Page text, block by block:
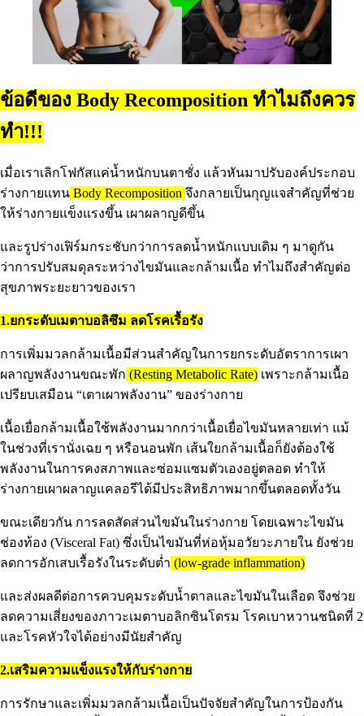
ข้อดีของ Body Recomposition ทำไมถึงควร
ทำ!!!
เมื่อเราเลิกโฟกัสแค่น้ำหนักบนตาชั่ง แล้วหันมาปรับองค์ประกอบ
ร่างกายแทน Body Recomposition จึงกลายเป็นกุญแจสำคัญที่ช่วย
ให้ร่างกายแข็งแรงขึ้น เผาผลาญดีขึ้น
และรูปร่างเฟิร์มกระชับกว่าการลดน้ำหนักแบบเดิม ๆ มาดูกัน
ว่าการปรับสมดุลระหว่างไขมันและกล้ามเนื้อ ทำไมถึงสำคัญต่อ
สุขภาพระยะยาวของเรา
1.ยกระดับเมตาบอลิซึม ลดโรคเรื้อรัง
การเพิ่มมวลกล้ามเนื้อมีส่วนสำคัญในการยกระดับอัตราการเผา
ผลาญพลังงานขณะพัก (Resting Metabolic Rate) เพราะกล้ามเนื้อ
เปรียบเสมือน “เตาเผาพลังงาน” ของร่างกาย
เนื้อเยื่อกล้ามเนื้อใช้พลังงานมากกว่าเนื้อเยื่อไขมันหลายเท่า แม้
ในช่วงที่เรานั่งเฉย ๆ หรือนอนพัก เส้นใยกล้ามเนื้อก็ยังต้องใช้
พลังงานในการคงสภาพและซ่อมแซมตัวเองอยู่ตลอด ทำให้
ร่างกายเผาผลาญแคลอรีได้มีประสิทธิภาพมากขึ้นตลอดทั้งวัน
ขณะเดียวกัน การลดสัดส่วนไขมันในร่างกาย โดยเฉพาะไขมัน
ช่องท้อง (Visceral Fat) ซึ่งเป็นไขมันที่ห่อหุ้มอวัยวะภายใน ยังช่วย
ลดการอักเสบเรื้อรังในระดับต่ำ (low-grade inflammation)
และส่งผลดีต่อการควบคุมระดับน้ำตาลและไขมันในเลือด จึงช่วย
ลดความเสี่ยงของภาวะเมตาบอลิกซินโดรม โรคเบาหวานชนิดที่ 2
และโรคหัวใจได้อย่างมีนัยสำคัญ
2.เสริมความแข็งแรงให้กับร่างกาย
การรักษาและเพิ่มมวลกล้ามเนื้อเป็นปัจจัยสำคัญในการป้องกัน